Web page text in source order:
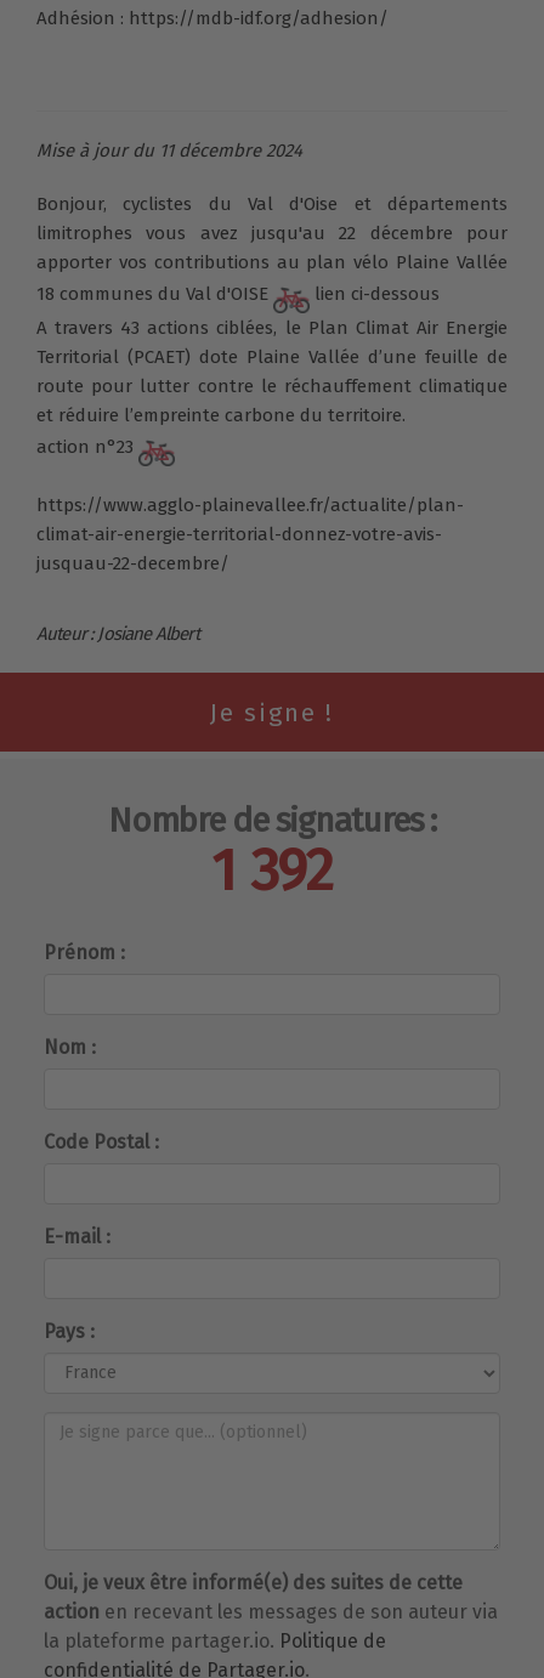
Adhésion : https://mdb-idf.org/adhesion/
Mise à jour du 11 décembre 2024
Bonjour, cyclistes du Val d'Oise et départements
limitrophes vous avez jusqu'au 22 décembre pour
apporter vos contributions au plan vélo Plaine Vallée
18 communes du Val d'OISE
lien ci-dessous
A travers 43 actions ciblées, le Plan Climat Air Energie
Territorial (PCAET) dote Plaine Vallée d’une feuille de
route pour lutter contre le réchauffement climatique
et réduire l’empreinte carbone du territoire.
action n°23
https://www.agglo-plainevallee.fr/actualite/plan-
climat-air-energie-territorial-donnez-votre-avis-
jusquau-22-decembre/
Auteur : Josiane Albert
Nombre de signatures :
1 392
Prénom :
Nom :
Code Postal :
E-mail :
Pays :
Oui, je veux être informé(e) des suites de cette
action en recevant les messages de son auteur via
la plateforme partager.io. Politique de
confidentialité de Partager.io.